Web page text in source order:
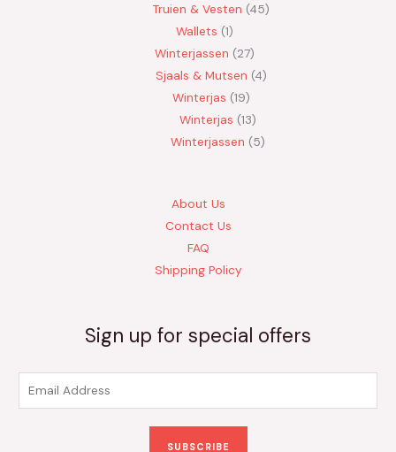
Truien & Vesten 45
Wallets 1
Winterjassen
27
Sjaals & Mutsen 4
Winterjas 19
Winterjas 13
Winterjassen
5
About Us
Contact Us
FAQ
Shipping Policy
Sign up for special offers
m
SUBSCRIBE